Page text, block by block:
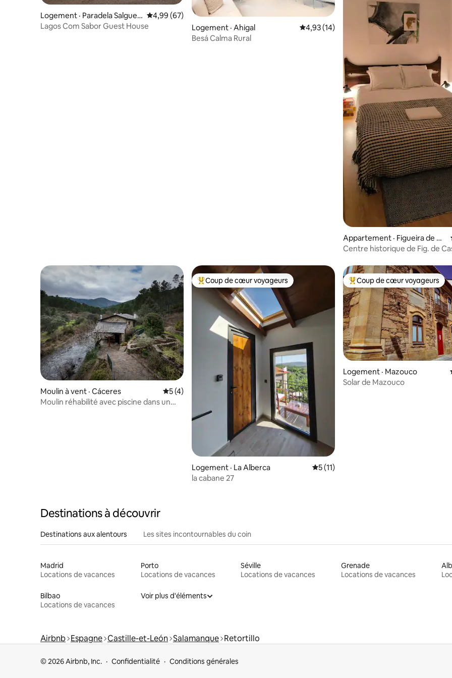
Logement · Paradela Salgueir
o
Note moyenne de 4,99 sur 5, 67 commentaires
4,99 (67)
Lagos Com Sabor Guest House
Logement · Ahigal Note moyenne de 4,93 sur 5, 14
4,93 (14)
Besá Calma Rural
Appartement · Figueira de Ca
stelo Rodrigo
Centre historique de Fig. de
Moulin à vent · Cáceres‎ Note moyenne de 5 sur 5, 4 commentaires
5 (4)
Moulin réhabilité avec piscine dans un
Coup de cœur voyageurs parmi les plus aimés
Coup de cœur voyageurs
Logement · La Alberca Note moyenne de 5 sur 5, 11
5 (11)
la cabane 27
Coup de cœur voyageurs
Coup de cœur voyageurs
Logement · Mazouco
Solar de Mazouco
Destinations à découvrir
Destinations aux alentours Les sites incontournables du coin
Madrid
Locations de vacances
Porto
Locations de vacances
Séville
Locations de vacances
Grenade
Locations de vacances
Bilbao
Locations de vacances
Voir plus d'éléments
Airbnb Espagne Castille-et-León Salamanque Retortillo
© 2026 Airbnb, Inc. Confidentialité Conditions générales